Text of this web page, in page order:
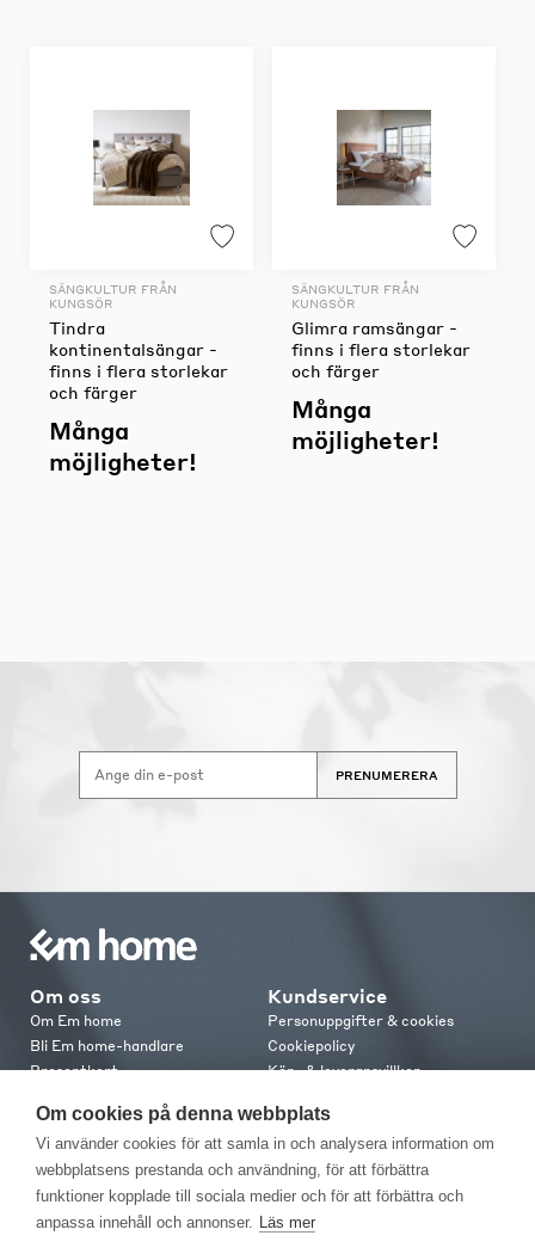
SÄNGKULTUR FRÅN
KUNGSÖR
Tindra
kontinentalsängar -
finns i flera storlekar
och färger
Många
möjligheter!
SÄNGKULTUR FRÅN
KUNGSÖR
Glimra ramsängar -
finns i flera storlekar
och färger
Många
möjligheter!
PRENUMERERA
Om oss
Om Em home
Bli Em home-handlare
Presentkort
Em home Club
Medlemsvillkor
Kundservice
Personuppgifter & cookies
Cookiepolicy
Köp- & leveransvillkor
Retur & reklamation
Kontakt
Kontakta oss
Om cookies på denna webbplats
Vi använder cookies för att samla in och analysera information om
webbplatsens prestanda och användning, för att förbättra
funktioner kopplade till sociala medier och för att förbättra och
anpassa innehåll och annonser. Läs mer